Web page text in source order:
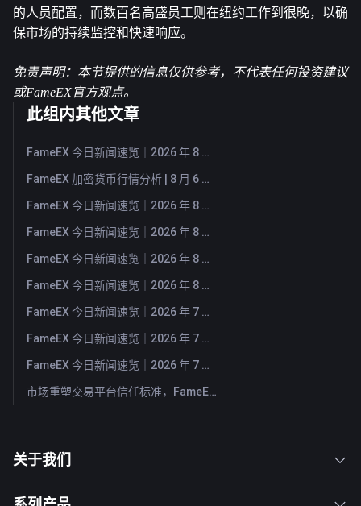
的人员配置，而数百名高盛员工则在纽约工作到很晚，以确
保市场的持续监控和快速响应。
免责声明：本节提供的信息仅供参考，不代表任何投资建议
或FameEX官方观点。
此组内其他文章
FameEX 今日新闻速览｜2026 年 8 月 7 日
FameEX 加密货币行情分析 | 8 月 6 日, 2026
FameEX 今日新闻速览｜2026 年 8 月 6 日
FameEX 今日新闻速览｜2026 年 8 月 5 日
FameEX 今日新闻速览｜2026 年 8 月 4 日
FameEX 今日新闻速览｜2026 年 8 月 3 日
FameEX 今日新闻速览｜2026 年 7 月 31 日
FameEX 今日新闻速览｜2026 年 7 月 30 日
FameEX 今日新闻速览｜2026 年 7 月 29 日
市场重塑交易平台信任标准，FameEX 以八年稳健运营持续服务全球用户
关于我们